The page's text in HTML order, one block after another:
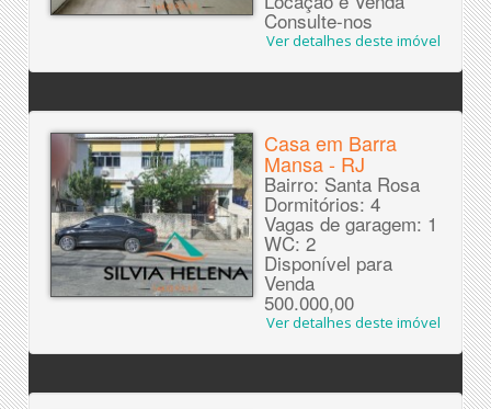
Consulte-nos
Ver detalhes deste imóvel
Casa em Barra
Mansa - RJ
Bairro: Santa Rosa
Dormitórios: 4
Vagas de garagem: 1
WC: 2
Disponível para
Venda
500.000,00
Ver detalhes deste imóvel